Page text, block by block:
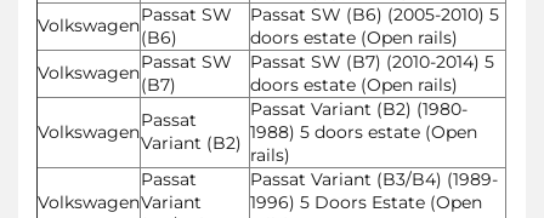
VolkswagenPassat SW
(B6)
Passat SW (B6) (2005-2010) 5
doors estate (Open rails)
VolkswagenPassat SW
(B7)
Passat SW (B7) (2010-2014) 5
doors estate (Open rails)
Volkswagen
Passat
Variant (B2)
Passat Variant (B2) (1980-
1988) 5 doors estate (Open
rails)
Volkswagen
Passat
Variant
Passat Variant (B3/B4) (1989-
1996) 5 Doors Estate (Open